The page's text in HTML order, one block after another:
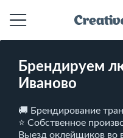
Брендируем
Иваново
🚚 Брендирование
⭐ Собственное
Выезд оклейщиков во